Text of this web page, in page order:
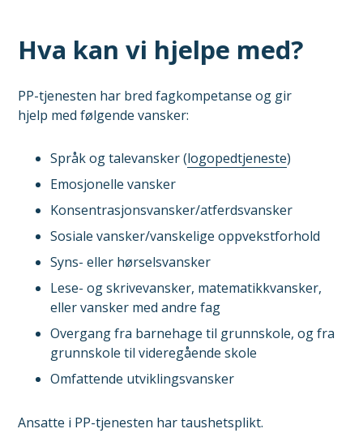
Hva kan vi hjelpe med?
PP-tjenesten har bred fagkompetanse og gir
hjelp med følgende vansker:
Språk og talevansker (logopedtjeneste)
Emosjonelle vansker
Konsentrasjonsvansker/atferdsvansker
Sosiale vansker/vanskelige oppvekstforhold
Syns- eller hørselsvansker
Lese- og skrivevansker, matematikkvansker,
eller vansker med andre fag
Overgang fra barnehage til grunnskole, og fra
grunnskole til videregående skole
Omfattende utviklingsvansker
Ansatte i PP-tjenesten har taushetsplikt.